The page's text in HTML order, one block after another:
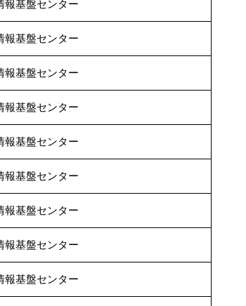
報基盤センター
報基盤センター
報基盤センター
報基盤センター
報基盤センター
報基盤センター
報基盤センター
報基盤センター
報基盤センター